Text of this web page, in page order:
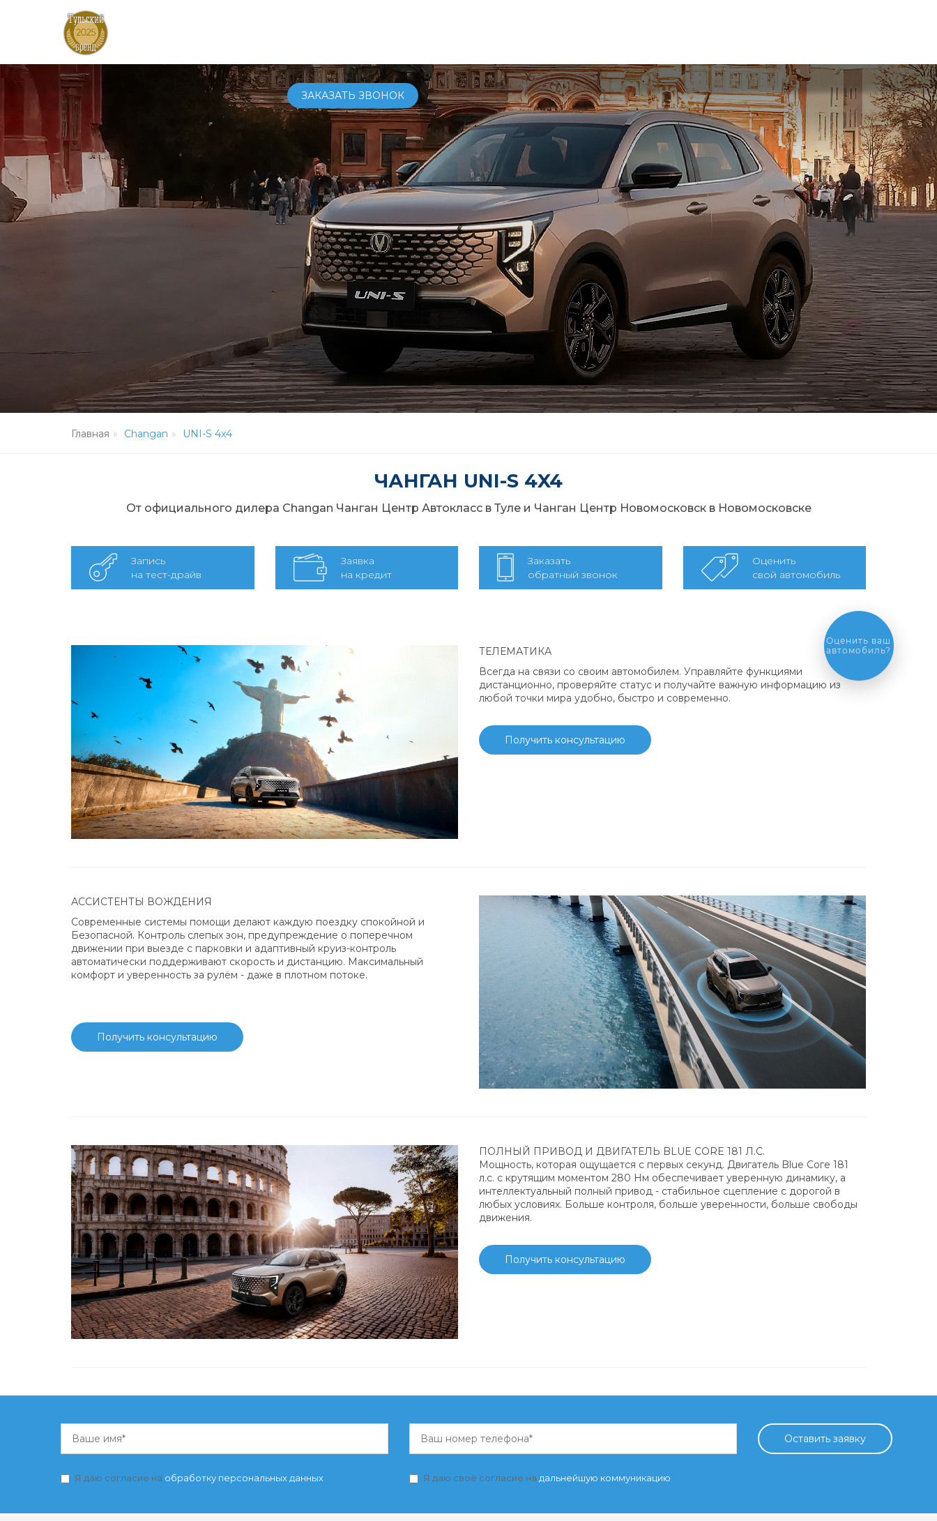
ЗАКАЗАТЬ ЗВОНОК
Главная Changan UNI-S 4x4
ЧАНГАН UNI-S 4X4
От официального дилера Changan Чанган Центр Автокласс в Туле и Чанган Центр Новомосковск в Новомосковске
Запись
на тест-драйв
Заявка
на кредит
Заказать
обратный звонок
Оценить
свой автомобиль
ТЕЛЕМАТИКА
Всегда на связи со своим автомобилем. Управляйте функциями
дистанционно, проверяйте статус и получайте важную информацию из
любой точки мира удобно, быстро и современно.
Получить консультацию
АССИСТЕНТЫ ВОЖДЕНИЯ
Современные системы помощи делают каждую поездку спокойной и
Безопасной. Контроль слепых зон, предупреждение о поперечном
движении при выезде с парковки и адаптивный круиз-контроль
автоматически поддерживают скорость и дистанцию. Максимальный
комфорт и уверенность за рулём - даже в плотном потоке.
Получить консультацию
ПОЛНЫЙ ПРИВОД И ДВИГАТЕЛЬ BLUE CORE 181 Л.С.
Мощность, которая ощущается с первых секунд. Двигатель Blue Соге 181
л.с. с крутящим моментом 280 Нм обеспечивает уверенную динамику, а
интеллектуальный полный привод - стабильное сцепление с дорогой в
любых условиях. Больше контроля, больше уверенности, больше свободы
движения.
Получить консультацию
Оставить заявку
Я даю согласие на обработку персональных данных Я даю своё согласие на дальнейшую коммуникацию
обмен
автомобиля